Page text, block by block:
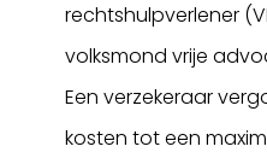
rechtshulpverlener
volksmond vrije
Een verzekeraar
kosten tot een